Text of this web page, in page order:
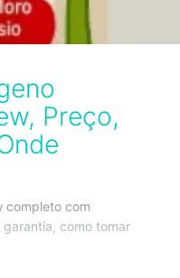
Preço,
completo com
como tomar